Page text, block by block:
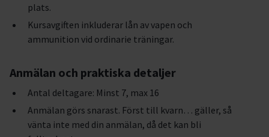
plats.
Kursavgiften inkluderar lån av vapen och
ammunition vid ordinarie träningar.
Anmälan och praktiska detaljer
Antal deltagare: Minst 7, max 16
Anmälan görs snarast. Först till kvarn… gäller, så
vänta inte med din anmälan, då det kan bli